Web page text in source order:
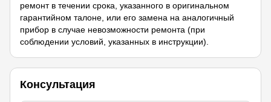
ремонт в течении срока, указанного в оригинальном
гарантийном талоне, или его замена на аналогичный
прибор в случае невозможности ремонта (при
соблюдении условий, указанных в инструкции).
Консультация